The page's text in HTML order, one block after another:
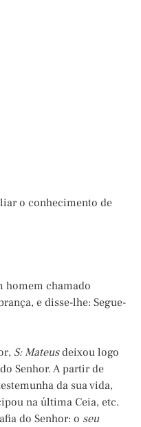
o conhecimento de
homem chamado
e disse-lhe: Segue-
S: Mateusdeixou logo
Senhor. A partir de
da sua vida,
na última Ceia, etc.
do Senhor: o seu